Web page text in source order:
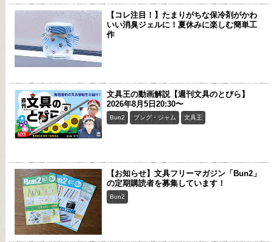
【コレ注目！】たまりがちな保冷剤がかわ
いい消臭ジェルに！夏休みに楽しむ簡単工
作
文具王の動画解説【週刊文具のとびら】
2026年8月5日20:30〜
Bun2 ブング・ジャム 文具王
【お知らせ】文具フリーマガジン「Bun2」
の定期購読者を募集しています！
Bun2